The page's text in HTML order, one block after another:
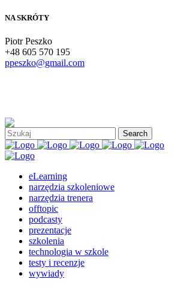
NA SKRÓTY
Piotr Peszko
+48 605 570 195
ppeszko@gmail.com
eLearning
narzędzia szkoleniowe
narzędzia trenera
offtopic
podcasty
prezentacje
szkolenia
technologia w szkole
testy i recenzje
wywiady